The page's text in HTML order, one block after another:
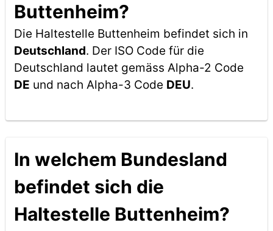
Buttenheim?
Die Haltestelle Buttenheim befindet sich in
Deutschland. Der ISO Code für die
Deutschland lautet gemäss Alpha-2 Code
DE und nach Alpha-3 Code DEU.
In welchem Bundesland
befindet sich die
Haltestelle Buttenheim?